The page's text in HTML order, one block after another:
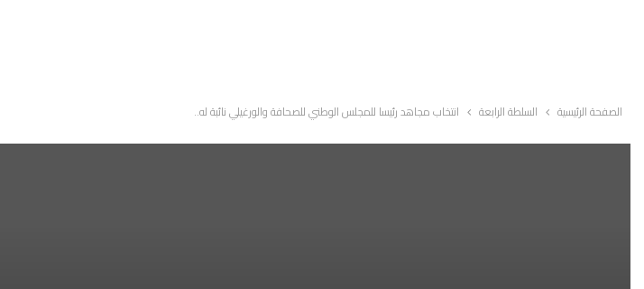
الصفحة الرئيسية السلطة الرابعة انتخاب مجاهد رئيسا للمجلس الوطني للصحافة والورغيلي نائبة له..